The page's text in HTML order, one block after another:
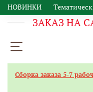
НОВИНКИ
ЗАКАЗ НА
Сборка заказа 5-7